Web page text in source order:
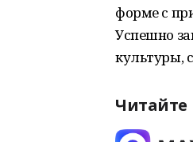
форме с
Успешно
культуры,
Читайте